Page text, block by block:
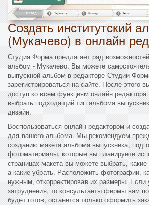
Создать институтский
(Мукачево) в онлайн
Студия Форма предлагает ряд
альбом - Мукачево. Вы можете
выпускной альбом в редакторе Студии
зарегистрироваться на сайте. После этого
доступ ко всем функциям онлайн
выбрать подходящий тип альбома
дизайн.
Воспользоваться онлайн-редактором и
для вашего альбома. Мы рекомендуем
созданию макета альбома выпускника,
фотоматериалы, которые вы планируете
страницах макета вы можете выбрать,
а какие убрать. Расположить фотографии,
нужным, откорректировав их размеры. Если
затруднения, то консультанты фирмы вам
будет готов, останется только оформить